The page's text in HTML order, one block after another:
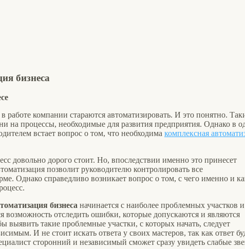
бизнеса
работе компании стараются автоматизировать. И это понятно.
на процессы, необходимые для развития предприятия. Однако в
встает вопрос о том, что необходима комплексная
довольно дорого стоит. Но, впоследствии именно это принесет
позволит руководителю контролировать все
Однако справедливо возникает вопрос о том, с чего именно и
бизнеса начинается с наиболее проблемных участков и
возможность отследить ошибки, которые допускаются и являются
выявить такие проблемные участки, с которых начать, следует
И не стоит искать ответа у своих мастеров, так как ответ
сторонний и независимый сможет сразу увидеть слабые